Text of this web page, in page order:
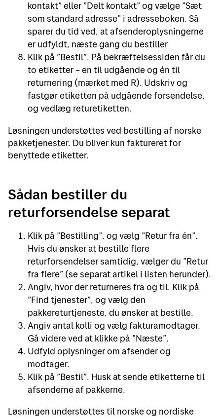
kontakt” eller ”Delt kontakt” og vælge ”Sæt
som standard adresse” i adresseboken. Så
sparer du tid ved, at afsenderoplysningerne
er udfyldt, næste gang du bestiller
Klik på ”Bestil”. På bekræftelsessiden får du
to etiketter – en til udgående og én til
returnering (mærket med R). Udskriv og
fastgør etiketten på udgående forsendelse,
og vedlæg returetiketten.
Løsningen understøttes ved bestilling af norske
pakketjenester. Du bliver kun faktureret for
benyttede etiketter.
Sådan bestiller du
returforsendelse separat
Klik på ”Bestilling”, og vælg ”Retur fra én”.
Hvis du ønsker at bestille flere
returforsendelser samtidig, vælger du ”Retur
fra flere” (se separat artikel i listen herunder).
Angiv, hvor der returneres fra og til. Klik på
”Find tjenester”, og vælg den
pakkereturtjeneste, du ønsker at bestille.
Angiv antal kolli og vælg fakturamodtager.
Gå videre ved at klikke på ”Næste”.
Udfyld oplysninger om afsender og
modtager.
Klik på ”Bestil”. Husk at sende etiketterne til
afsenderne af pakkerne.
Løsningen understøttes til norske og nordiske